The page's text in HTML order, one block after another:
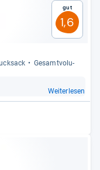
Gut
1,6
Gesamt­vo­lu­
Weiterlesen